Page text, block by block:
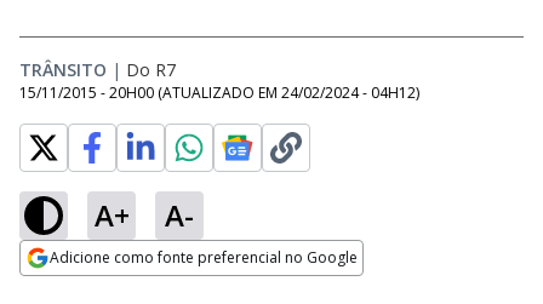
TRÂNSITO | Do R7
15/11/2015 - 20H00 (ATUALIZADO EM 24/02/2024 - 04H12)
A+ A-
Adicione como fonte preferencial no Google